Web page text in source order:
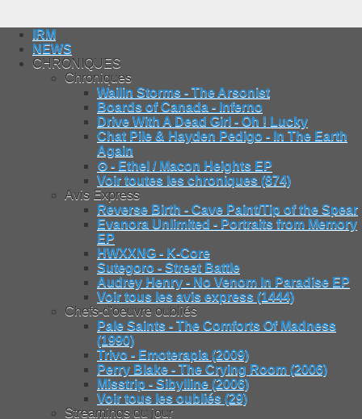
IRM
NEWS
CHRONIQUES
Chroniques
Wailin Storms - The Arsonist
Boards of Canada - Inferno
Drive With A Dead Girl - Oh ! Lucky
Chat Pile & Hayden Pedigo - In The Earth
Again
⊙ - Ethel / Macon Heights EP
Voir toutes les chroniques (874)
Avis Express
Reverse Birth - Cave Paint/Tip of the Spear
Evanora Unlimited - Portraits from Memory
EP
HWXXNG - K-Core
Sutegoro - Street Battle
Audrey Henry - No Venom In Paradise EP
Voir tous les avis express (1444)
Chefs-d'oeuvre oubliés
Pale Saints - The Comforts Of Madness
(1990)
Trivo - Emoterapia (2009)
Perry Blake - The Crying Room (2006)
Misstrip - Sibylline (2006)
Voir tous les oubliés (29)
Streamings du jour